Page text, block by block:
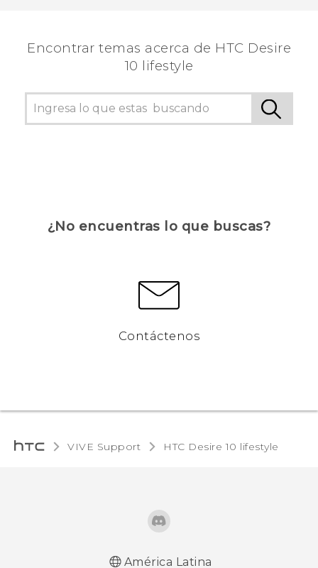
Encontrar temas acerca de HTC Desire
10 lifestyle
¿No encuentras lo que buscas?
Contáctenos
VIVE Support HTC Desire 10 lifestyle‎
América Latina